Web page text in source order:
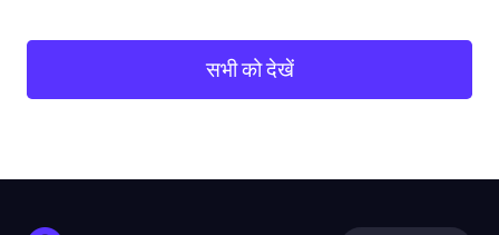
सभी को देखें